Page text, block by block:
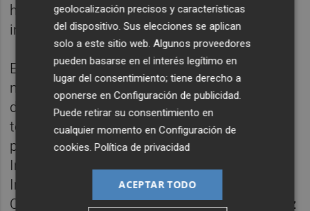
horno eléctrico de mayor tamaño cuya
instalación están terminando actualmente.
El resto de la jornada ha mantenido un alto
nivel presentando las tecnologías de
descarbonización más avanzadas y ha
terminado con una mesa debate en han
participado el subdirector general de
Industria, Vicente Castelló, el director del
Instituto Universitario de Tecnología
Cerámica, Universitat Jaume I,Vicente Sanz
geolocalización precisos y características
del dispositivo. Sus elecciones se aplican
solo a este sitio web. Algunos proveedores
pueden basarse en el interés legítimo en
lugar del consentimiento; tiene derecho a
oponerse enConfiguración de publicidad
Puede retirar su consentimiento en
cualquier momento enConfiguración de
cookies .Política de privacidad
ACEPTAR TODO